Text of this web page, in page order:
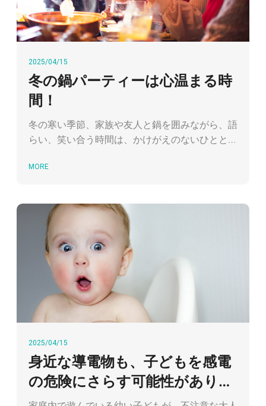
2025/04/15
冬の鍋パーティーは心温まる時
間！
冬の寒い季節、家族や友人と鍋を囲みながら、語
らい、笑い合う時間は、かけがえのないひととき
え「自宅で鍋を楽しむスタイル」が定着し、いま
MORE
2025/04/15
身近な導電物も、子どもを感電
の危険にさらす可能性がありま
す